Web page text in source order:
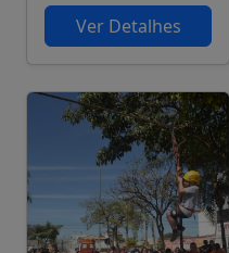
Ver Detalhes